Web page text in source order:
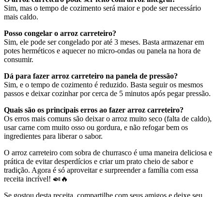
Sim, mas o tempo de cozimento será maior e pode ser necessário
mais caldo.
Posso congelar o arroz carreteiro?
Sim, ele pode ser congelado por até 3 meses. Basta armazenar em
potes herméticos e aquecer no micro-ondas ou panela na hora de
consumir.
Dá para fazer arroz carreteiro na panela de pressão?
Sim, e o tempo de cozimento é reduzido. Basta seguir os mesmos
passos e deixar cozinhar por cerca de 5 minutos após pegar pressão.
Quais são os principais erros ao fazer arroz carreteiro?
Os erros mais comuns são deixar o arroz muito seco (falta de caldo),
usar carne com muito osso ou gordura, e não refogar bem os
ingredientes para liberar o sabor.
O arroz carreteiro com sobra de churrasco é uma maneira deliciosa e
prática de evitar desperdícios e criar um prato cheio de sabor e
tradição. Agora é só aproveitar e surpreender a família com essa
receita incrível! 🍛🔥
Se gostou desta receita, compartilhe com seus amigos e deixe seu